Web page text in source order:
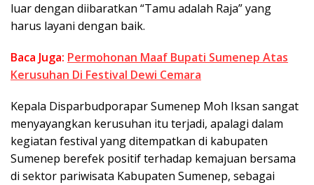
luar dengan diibaratkan “Tamu adalah Raja” yang
harus layani dengan baik.
Baca Juga: Permohonan Maaf Bupati Sumenep Atas
Kerusuhan Di Festival Dewi Cemara
Kepala Disparbudporapar Sumenep Moh Iksan sangat
menyayangkan kerusuhan itu terjadi, apalagi dalam
kegiatan festival yang ditempatkan di kabupaten
Sumenep berefek positif terhadap kemajuan bersama
di sektor pariwisata Kabupaten Sumenep, sebagai